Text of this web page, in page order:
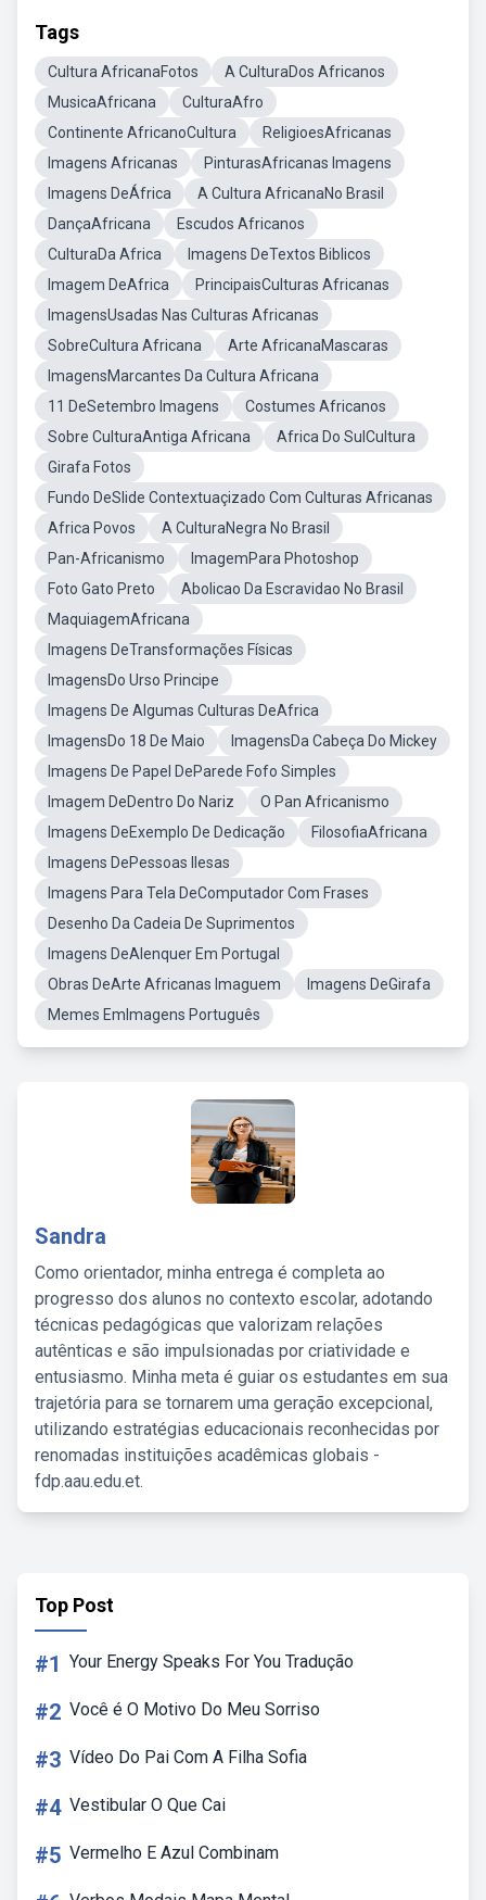
Tags
Cultura AfricanaFotos
A CulturaDos Africanos
MusicaAfricana
CulturaAfro
Continente AfricanoCultura
ReligioesAfricanas
Imagens Africanas
PinturasAfricanas Imagens
Imagens DeÁfrica
A Cultura AfricanaNo Brasil
DançaAfricana
Escudos Africanos
CulturaDa Africa
Imagens DeTextos Biblicos
Imagem DeAfrica
PrincipaisCulturas Africanas
ImagensUsadas Nas Culturas Africanas
SobreCultura Africana
Arte AfricanaMascaras
ImagensMarcantes Da Cultura Africana
11 DeSetembro Imagens
Costumes Africanos
Sobre CulturaAntiga Africana
Africa Do SulCultura
Girafa Fotos
Fundo DeSlide Contextuaçizado Com Culturas Africanas
Africa Povos
A CulturaNegra No Brasil
Pan-Africanismo
ImagemPara Photoshop
Foto Gato Preto
Abolicao Da Escravidao No Brasil
MaquiagemAfricana
Imagens DeTransformações Físicas
ImagensDo Urso Principe
Imagens De Algumas Culturas DeAfrica
ImagensDo 18 De Maio
ImagensDa Cabeça Do Mickey
Imagens De Papel DeParede Fofo Simples
Imagem DeDentro Do Nariz
O Pan Africanismo
Imagens DeExemplo De Dedicação
FilosofiaAfricana
Imagens DePessoas Ilesas
Imagens Para Tela DeComputador Com Frases
Desenho Da Cadeia De Suprimentos
Imagens DeAlenquer Em Portugal
Obras DeArte Africanas Imaguem
Imagens DeGirafa
Memes EmImagens Português
Sandra
Como orientador, minha entrega é completa ao
progresso dos alunos no contexto escolar, adotando
técnicas pedagógicas que valorizam relações
autênticas e são impulsionadas por criatividade e
entusiasmo. Minha meta é guiar os estudantes em sua
trajetória para se tornarem uma geração excepcional,
utilizando estratégias educacionais reconhecidas por
renomadas instituições acadêmicas globais -
fdp.aau.edu.et.
Top Post
#1 Your Energy Speaks For You Tradução
#2 Você é O Motivo Do Meu Sorriso
#3 Vídeo Do Pai Com A Filha Sofia
#4 Vestibular O Que Cai
#5 Vermelho E Azul Combinam